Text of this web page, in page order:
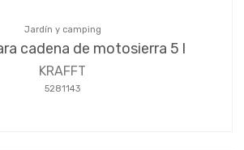
Jardín y camping
cadena de motosierra 5 l
KRAFFT
5281143